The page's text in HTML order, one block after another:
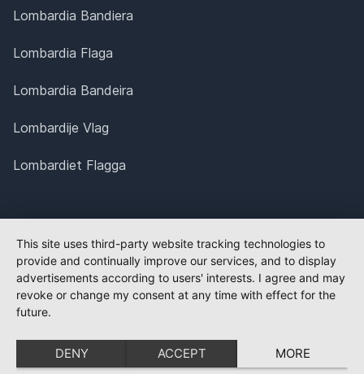
Lombardia Bandiera
Lombardia Flaga
Lombardia Bandeira
Lombardije Vlag
Lombardiet Flagga
This site uses third-party website tracking technologies to
provide and continually improve our services, and to display
advertisements according to users' interests. I agree and may
revoke or change my consent at any time with effect for the
future.
DENY ACCEPT MORE